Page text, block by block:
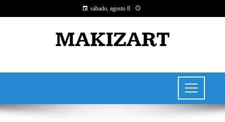
sábado, agosto 8